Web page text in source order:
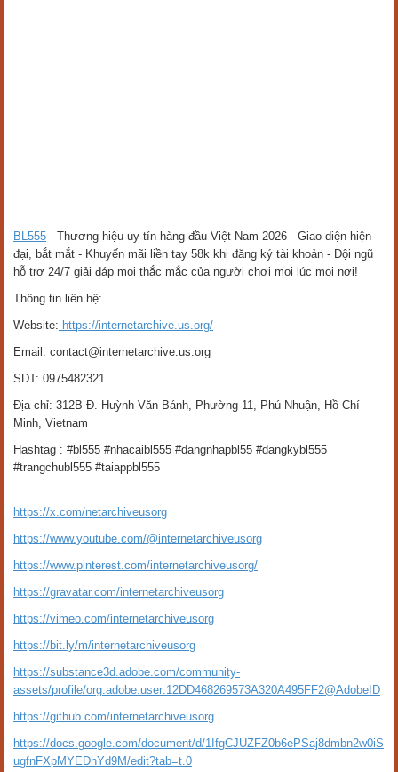
BL555 - Thương hiệu uy tín hàng đầu Việt Nam 2026 - Giao diện hiện
đại, bắt mắt - Khuyến mãi liền tay 58k khi đăng ký tài khoản - Đội ngũ
hỗ trợ 24/7 giải đáp mọi thắc mắc của người chơi mọi lúc mọi nơi!
Thông tin liên hệ:
Website: https://internetarchive.us.org/
Email: contact@internetarchive.us.org
SDT: 0975482321
Địa chỉ: 312B Đ. Huỳnh Văn Bánh, Phường 11, Phú Nhuận, Hồ Chí
Minh, Vietnam
Hashtag : #bl555 #nhacaibl555 #dangnhapbl55 #dangkybl555
#trangchubl555 #taiappbl555
https://x.com/netarchiveusorg
https://www.youtube.com/@internetarchiveusorg
https://www.pinterest.com/internetarchiveusorg/
https://gravatar.com/internetarchiveusorg
https://vimeo.com/internetarchiveusorg
https://bit.ly/m/internetarchiveusorg
https://substance3d.adobe.com/community-
assets/profile/org.adobe.user:12DD468269573A320A495FF2@AdobeID
https://github.com/internetarchiveusorg
https://docs.google.com/document/d/1IfgCJUZFZ0b6ePSaj8dmbn2w0iS
ugfnFXpMYEDhYd9M/edit?tab=t.0